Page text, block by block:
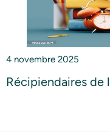
4 novembre 2025
Récipiendaires de